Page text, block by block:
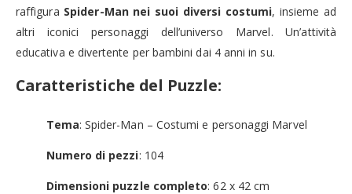
raffigura Spider-Man nei suoi diversi costumi, insieme ad
altri iconici personaggi dell’universo Marvel. Un’attività
educativa e divertente per bambini dai 4 anni in su.
Caratteristiche del Puzzle:
Tema: Spider-Man – Costumi e personaggi Marvel
Numero di pezzi: 104
Dimensioni puzzle completo: 62 x 42 cm